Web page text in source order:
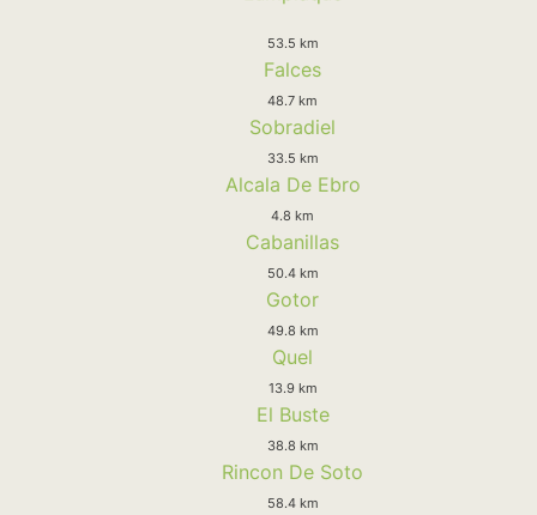
53.5 km
Falces
48.7 km
Sobradiel
33.5 km
Alcala De Ebro
4.8 km
Cabanillas
50.4 km
Gotor
49.8 km
Quel
13.9 km
El Buste
38.8 km
Rincon De Soto
58.4 km